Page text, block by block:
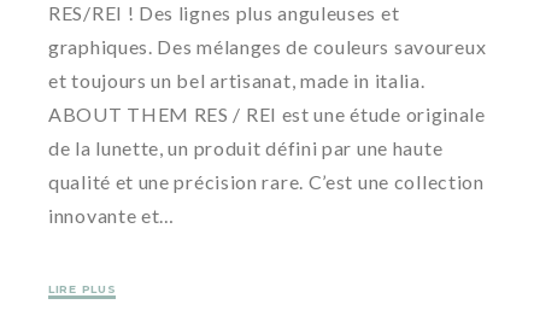
RES/REI ! Des lignes plus anguleuses et
graphiques. Des mélanges de couleurs savoureux
et toujours un bel artisanat, made in italia.
ABOUT THEM RES / REI est une étude originale
de la lunette, un produit défini par une haute
qualité et une précision rare. C’est une collection
innovante et…
LIRE PLUS